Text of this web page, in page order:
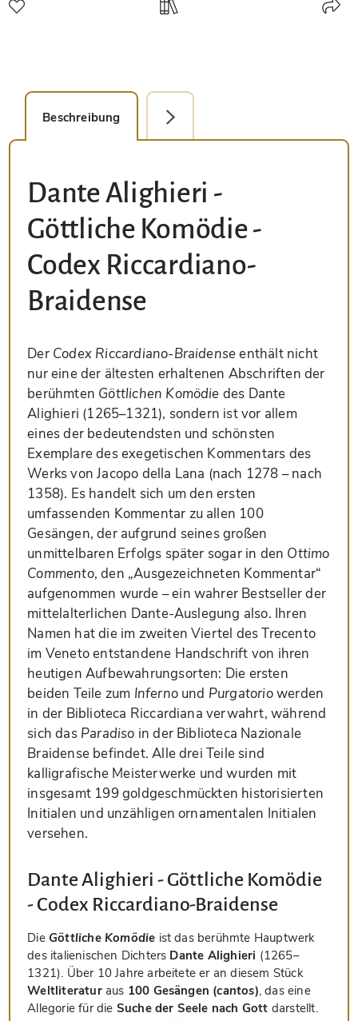
Beschreibung Detailbild
Dante Alighieri -
Göttliche Komödie -
Codex Riccardiano-
Braidense
Der Codex Riccardiano-Braidenseenthält nicht
nur eine der ältesten erhaltenen Abschriften der
berühmten Göttlichen Komödie des Dante
Alighieri (1265–1321), sondern ist vor allem
eines der bedeutendsten und schönsten
Exemplare des exegetischen Kommentars des
Werks von Jacopo della Lana (nach 1278 – nach
1358). Es handelt sich um den ersten
umfassenden Kommentar zu allen 100
Gesängen, der aufgrund seines großen
unmittelbaren Erfolgs später sogar in den Ottimo
Commento, den „Ausgezeichneten Kommentar“
aufgenommen wurde – ein wahrer Bestseller der
mittelalterlichen Dante-Auslegung also. Ihren
Namen hat die im zweiten Viertel des Trecento
im Veneto entstandene Handschrift von ihren
heutigen Aufbewahrungsorten: Die ersten
beiden Teile zum Infernound Purgatoriowerden
in der Biblioteca Riccardiana verwahrt, während
sich das Paradiso in der Biblioteca Nazionale
Braidense befindet. Alle drei Teile sind
kalligrafische Meisterwerke und wurden mit
insgesamt 199 goldgeschmückten historisierten
Initialen und unzähligen ornamentalen Initialen
versehen.
Dante Alighieri - Göttliche Komödie
- Codex Riccardiano-Braidense
Die Göttliche Komödie ist das berühmte Hauptwerk
des italienischen Dichters Dante Alighieri (1265–
1321). Über 10 Jahre arbeitete er an diesem Stück
Weltliteraturaus 100 Gesängen (cantos), das eine
Allegorie für die Suche der Seele nach Gott darstellt.